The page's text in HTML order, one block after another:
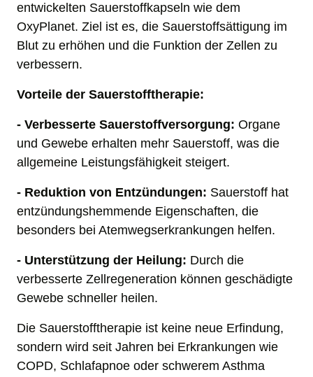
entwickelten Sauerstoffkapseln wie dem
OxyPlanet. Ziel ist es, die Sauerstoffsättigung im
Blut zu erhöhen und die Funktion der Zellen zu
verbessern.
Vorteile der Sauerstofftherapie:
- Verbesserte Sauerstoffversorgung: Organe
und Gewebe erhalten mehr Sauerstoff, was die
allgemeine Leistungsfähigkeit steigert.
- Reduktion von Entzündungen: Sauerstoff hat
entzündungshemmende Eigenschaften, die
besonders bei Atemwegserkrankungen helfen.
- Unterstützung der Heilung: Durch die
verbesserte Zellregeneration können geschädigte
Gewebe schneller heilen.
Die Sauerstofftherapie ist keine neue Erfindung,
sondern wird seit Jahren bei Erkrankungen wie
COPD, Schlafapnoe oder schwerem Asthma